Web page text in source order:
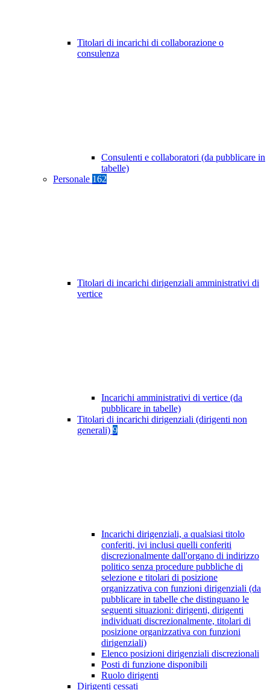
Titolari di incarichi di collaborazione o
consulenza
Consulenti e collaboratori (da pubblicare in
tabelle)
Personale 162
Titolari di incarichi dirigenziali amministrativi di
vertice
Incarichi amministrativi di vertice (da
pubblicare in tabelle)
Titolari di incarichi dirigenziali (dirigenti non
generali) 9
Incarichi dirigenziali, a qualsiasi titolo
conferiti, ivi inclusi quelli conferiti
discrezionalmente dall'organo di indirizzo
politico senza procedure pubbliche di
selezione e titolari di posizione
organizzativa con funzioni dirigenziali (da
pubblicare in tabelle che distinguano le
seguenti situazioni: dirigenti, dirigenti
individuati discrezionalmente, titolari di
posizione organizzativa con funzioni
dirigenziali)
Elenco posizioni dirigenziali discrezionali
Posti di funzione disponibili
Ruolo dirigenti
Dirigenti cessati